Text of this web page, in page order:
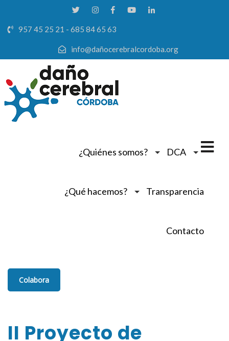
957 45 25 21 - 685 84 65 63
info@dañocerebralcordoba.org
¿Quiénes somos? DCA
¿Qué hacemos? Transparencia
Contacto
Colabora
II Proyecto de